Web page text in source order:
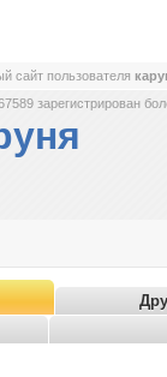
сайт пользователя
зарегистрирован